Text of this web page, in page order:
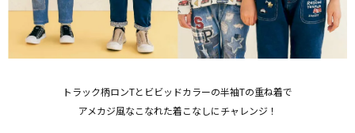
トラック柄ロンTとビビッドカラーの半袖Tの重ね着で
アメカジ風なこなれた着こなしにチャレンジ！